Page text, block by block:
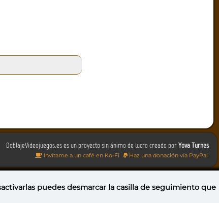
DoblajeVideojuegos.es es un proyecto sin ánimo de lucro creado porYova Turnes
Invítame a un café en Ko-Fi Haz una donación vía PayPal
puedesdesmarcar la casilla de seguimiento que